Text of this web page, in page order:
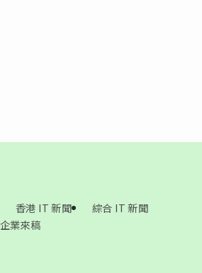
香港 IT 新聞
綜合 IT 新聞
企業來稿